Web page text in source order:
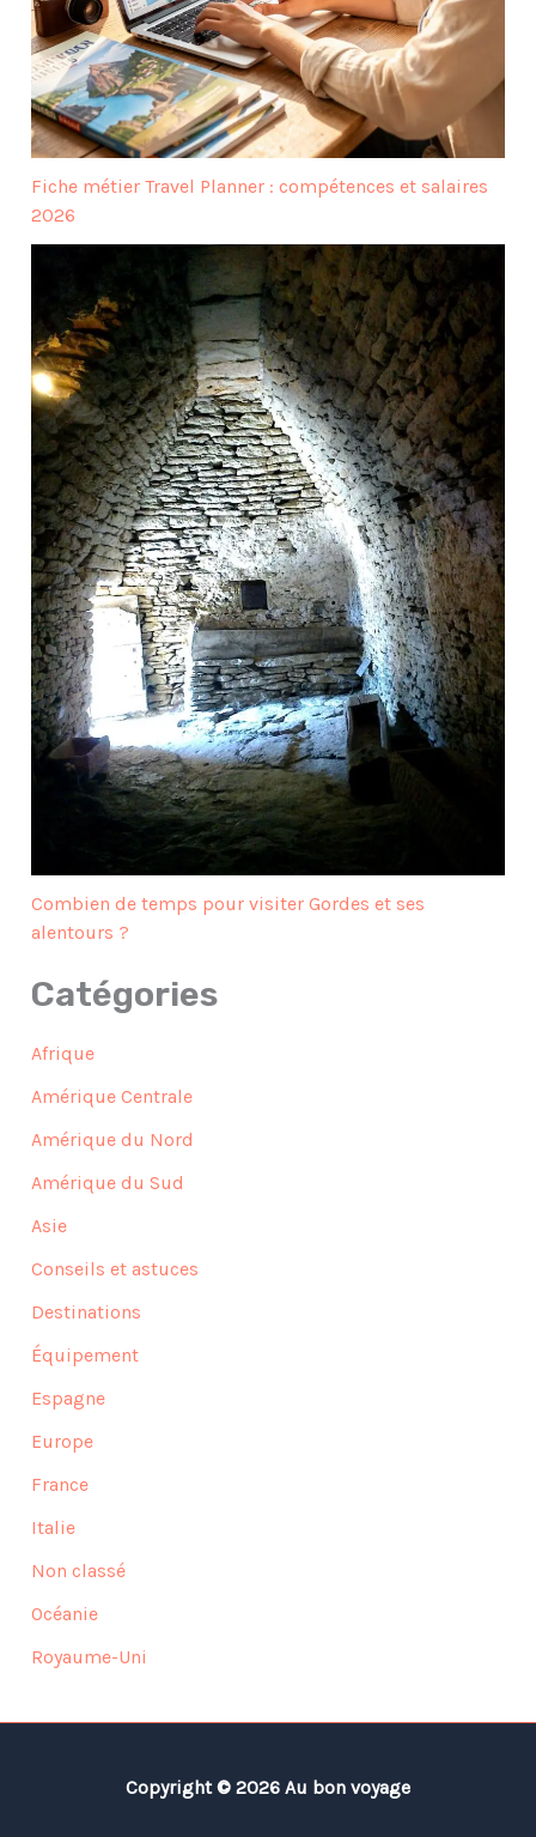
Fiche métier Travel Planner : compétences et salaires
2026
Combien de temps pour visiter Gordes et ses
alentours ?
Catégories
Afrique
Amérique Centrale
Amérique du Nord
Amérique du Sud
Asie
Conseils et astuces
Destinations
Équipement
Espagne
Europe
France
Italie
Non classé
Océanie
Royaume-Uni
Copyright © 2026 Au bon voyage